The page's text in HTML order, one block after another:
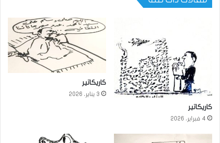
كاريكاتير
4 فبراير، 2026
كاريكاتير
3 يناير، 2026